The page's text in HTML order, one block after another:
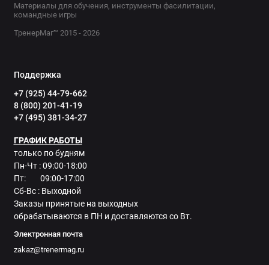
Материалы для обучения, инструменты фасилитации,
командные игры
ТренерМаг™ 2015 - 2026
Поддержка
+7 (925) 44-79-662
8 (800) 201-41-19
+7 (495) 381-34-27
ГРАФИК РАБОТЫ
только по будням
Пн-Чт : 09:00-18:00
Пт: 09:00-17:00
Сб-Вс : Выходной
Заказы принятые на выходных
обрабатываются в ПН и доставляются со Вт.
Электронная почта
zakaz@trenermag.ru